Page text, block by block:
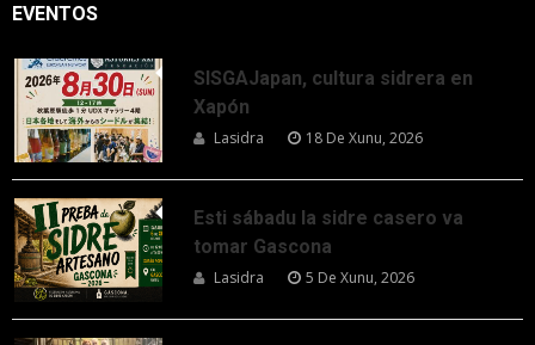
EVENTOS
SISGAJapan, cultura sidrera en
Xapón
Lasidra 18 De Xunu, 2026
Esti sábadu la sidre casero va
tomar Gascona
Lasidra 5 De Xunu, 2026